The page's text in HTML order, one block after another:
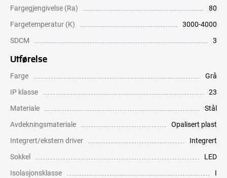
Fargegjengivelse (Ra)
80
Fargetemperatur (K)
3000-4000
SDCM
3
Utførelse
Farge
Grå
IP klasse
23
Materiale
Stål
Avdekningsmateriale
Opalisert plast
Integrert/ekstern driver
Integrert
Sokkel
LED
Isolasjonsklasse
I